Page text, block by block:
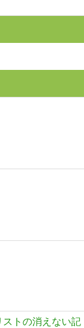
トの消えない記